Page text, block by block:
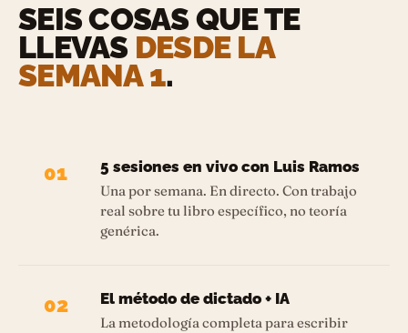
SEIS COSAS QUE TE
LLEVAS DESDE LA
SEMANA 1.
01 5 sesiones en vivo con Luis Ramos
Una por semana. En directo. Con trabajo
real sobre tu libro específico, no teoría
genérica.
02 El método de dictado + IA
La metodología completa para escribir